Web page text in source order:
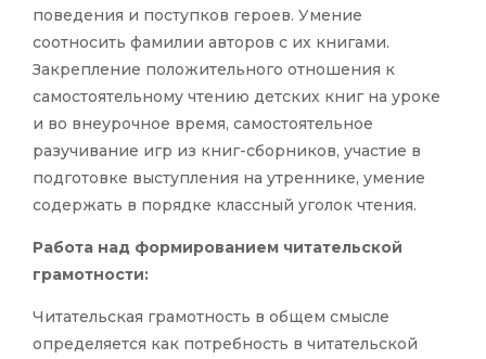
поведения и поступков героев. Умение
соотносить фамилии авторов с их книгами.
Закрепление положительного отношения к
самостоятельному чтению детских книг на уроке
и во внеурочное время, самостоятельное
разучивание игр из книг-сборников, участие в
подготовке выступления на утреннике, умение
содержать в порядке классный уголок чтения.
Работа над формированием читательской
грамотности:
Читательская грамотность в общем смысле
определяется как потребность в читательской